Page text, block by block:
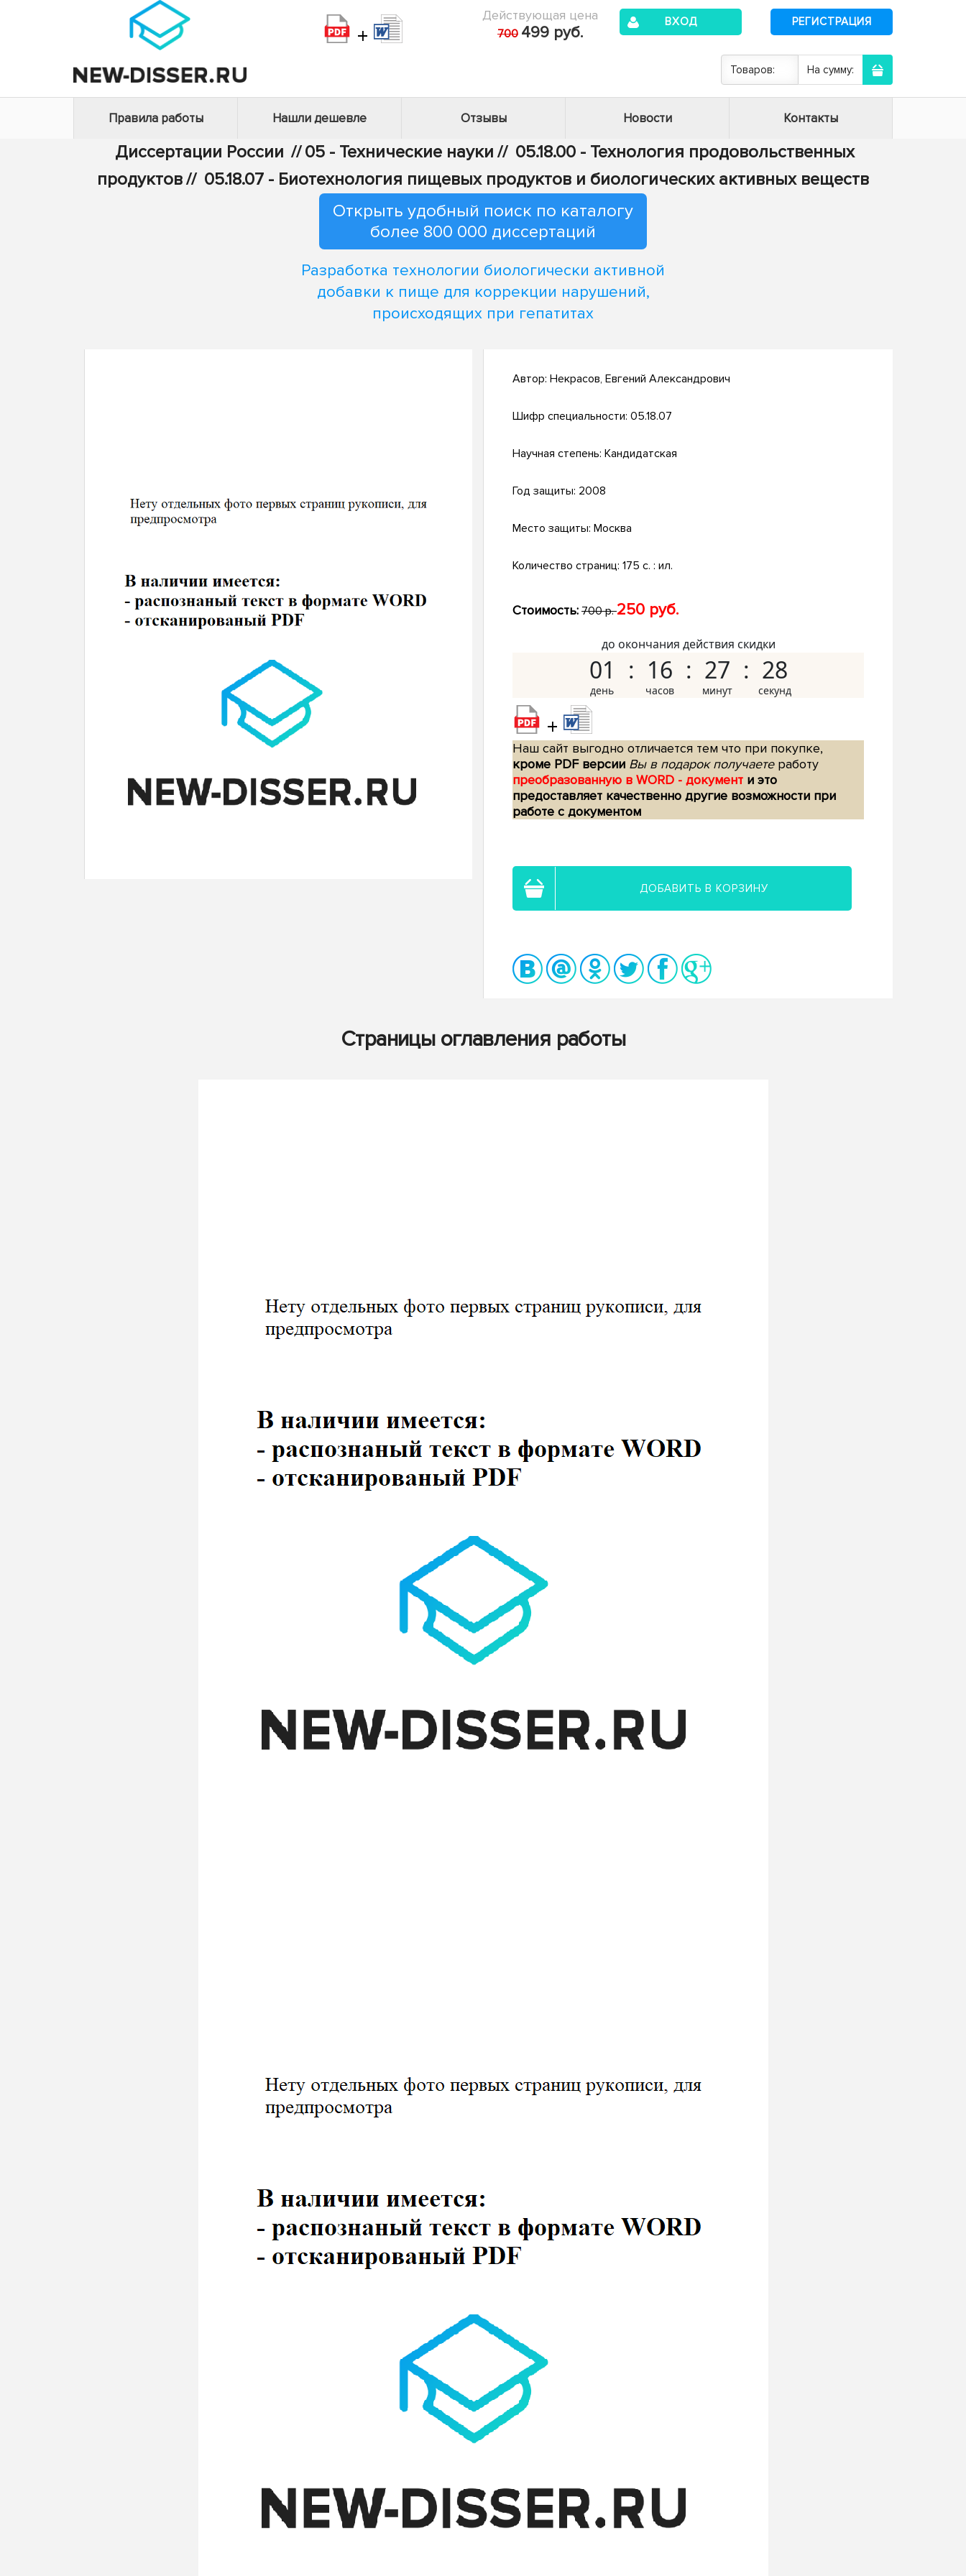
+
Действующая цена
700 499 руб.
ВХОД РЕГИСТРАЦИЯ
Товаров: На сумму:
Правила работы Нашли дешевле Отзывы Новости Контакты
Диссертации России // 05 - Технические науки // 05.18.00 - Технология продовольственных
продуктов// 05.18.07 - Биотехнология пищевых продуктов и биологических активных веществ
Открыть удобный поиск по каталогу
более 800 000 диссертаций
Разработка технологии биологически активной
добавки к пище для коррекции нарушений,
происходящих при гепатитах
Автор: Некрасов, Евгений Александрович
Шифр специальности: 05.18.07
Научная степень: Кандидатская
Год защиты: 2008
Место защиты: Москва
Количество страниц: 175 с. : ил.
Стоимость: 700 р.250 руб.
до окончания действия скидки
01 16 27 27
+
Наш сайт выгодно отличается тем что при покупке,
кроме PDF версии Вы в подарок получаетеработу
преобразованную в WORD - документ и это
предоставляет качественно другие возможности при
работе с документом
ДОБАВИТЬ В КОРЗИНУ
Страницы оглавления работы